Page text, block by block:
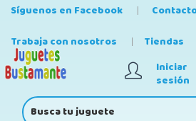
Síguenos en Facebook
Trabaja con nosotros
Tiendas
Iniciar
sesión